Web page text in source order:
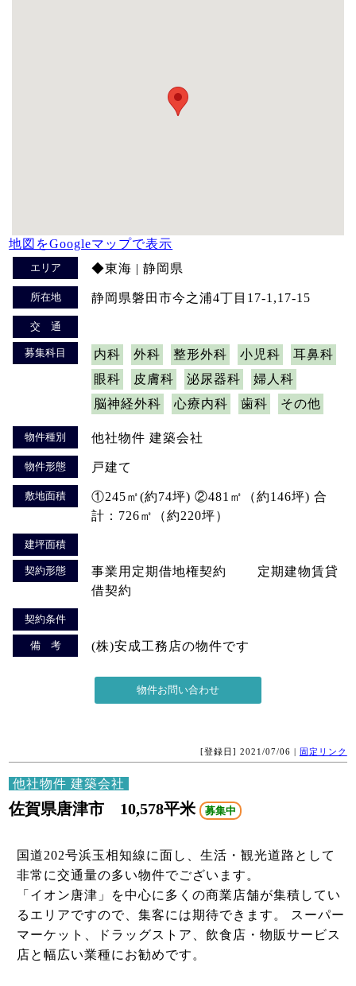
地図をGoogleマップで表示
エリア ◆東海 | 静岡県
所在地 静岡県磐田市今之浦4丁目17-1,17-15
交 通
募集科目 内科 外科 整形外科 小児科
耳鼻科
眼科
皮膚科 泌尿器科
婦人科
脳神経外科
心療内科 歯科 その他
物件種別 他社物件 建築会社
物件形態 戸建て
敷地面積
①245㎡(約74坪) ②481㎡（約146坪) 合
計：726㎡（約220坪）
建坪面積
契約形態
事業用定期借地権契約 定期建物賃貸
借契約
契約条件
備 考 (株)安成工務店の物件です
[登録日] 2021/07/06 | 固定リンク
他社物件 建築会社
佐賀県唐津市 10,578平米 募集中
国道202号浜玉相知線に面し、生活・観光道路として
非常に交通量の多い物件でございます。
「イオン唐津」を中心に多くの商業店舗が集積してい
るエリアですので、集客には期待できます。 スーパー
マーケット、ドラッグストア、飲食店・物販サービス
店と幅広い業種にお勧めです。